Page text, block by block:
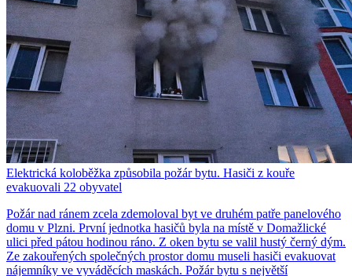
Elektrická koloběžka způsobila požár bytu. Hasiči z kouře
evakuovali 22 obyvatel
Požár nad ránem zcela zdemoloval byt ve druhém patře panelového
domu v Plzni. První jednotka hasičů byla na místě v Domažlické
ulici před pátou hodinou ráno. Z oken bytu se valil hustý černý dým.
Ze zakouřených společných prostor domu museli hasiči evakuovat
nájemníky ve vyváděcích maskách. Požár bytu s největší